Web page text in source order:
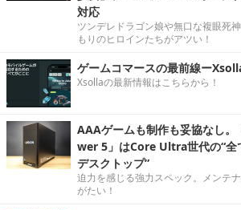
対応
ツンデレドラゴン娘や無口な複眼死
もりのヒロインたちがアツい！
ゲームコマースの最前線ー
Xsollaの最新情報はこちらから！
AAAゲームも制作も妥協なし
wer 5」はCore Ultra世代の“全
デスクトップ”
迫力を感じる強力スペック。メンテ
がたい！